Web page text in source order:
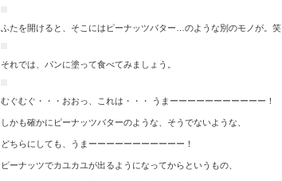
ふたを開けると、そこにはピーナッツバター…のような別のモノが。笑
それでは、パンに塗って食べてみましょう。
むぐむぐ・・・おおっ、これは・・・ うまーーーーーーーーーーー！
しかも確かにピーナッツバターのような、そうでないような、
どちらにしても、うまーーーーーーーーーーー！
ピーナッツでカユカユが出るようになってからというもの、